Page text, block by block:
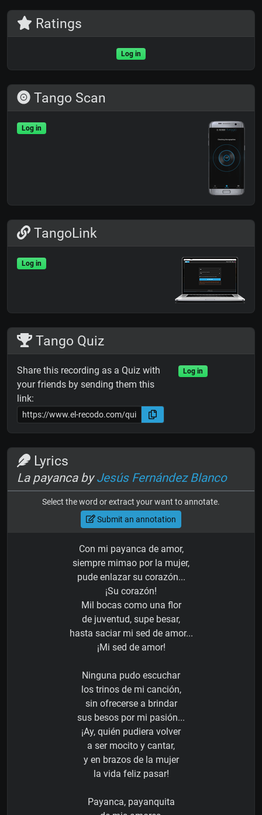
Ratings
Log in
Tango Scan
Log in
TangoLink
Log in
Tango Quiz
Share this recording as a Quiz with
your friends by sending them this
link:
Log in
Lyrics
La payanca byJesús Fernández Blanco
Select the word or extract your want to annotate.
Submit an annotation
Con mi payanca de amor,
siempre mimao por la mujer,
pude enlazar su corazón...
¡Su corazón!
Mil bocas como una flor
de juventud, supe besar,
hasta saciar mi sed de amor...
¡Mi sed de amor!
Ninguna pudo escuchar
los trinos de mi canción,
sin ofrecerse a brindar
sus besos por mi pasión...
¡Ay, quién pudiera volver
a ser mocito y cantar,
y en brazos de la mujer
la vida feliz pasar!
Payanca, payanquita